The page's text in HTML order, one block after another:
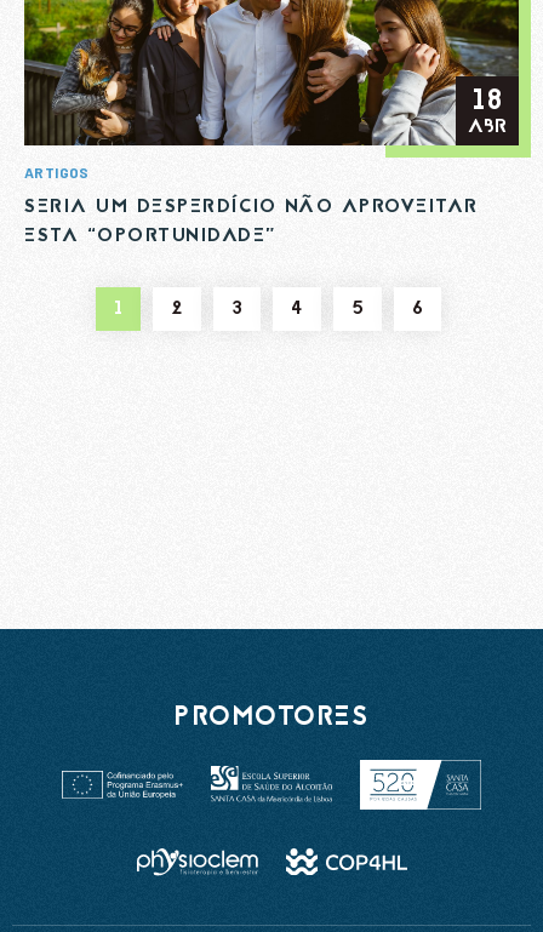
18
ABR
ARTIGOS
SERIA UM DESPERDÍCIO NÃO APROVEITAR
ESTA “OPORTUNIDADE”
1 2 3 4 5 6
PROMOTORES